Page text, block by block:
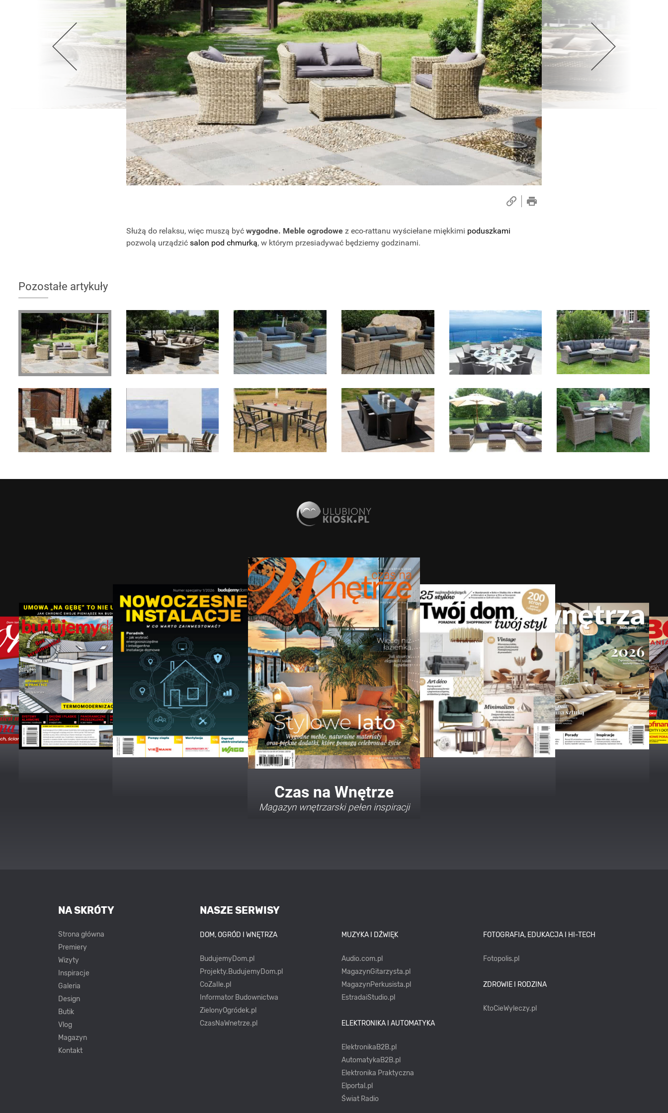
Wellnes
DIY
Służą do relaksu, więc muszą być wygodne. Meble ogrodowez eco-rattanu wyściełane miękkimi poduszkami
pozwolą urządzić salon pod chmurką, w którym przesiadywać będziemy godzinami.
Pozostałe artykuły
Twój Dom Twój Styl
Porady i inspiracje w najmodniejszych
NASZE SERWISY
DOM, OGRÓD I WNĘTRZA
BudujemyDom.pl
Projekty.BudujemyDom.pl
CoZaIle.pl
Informator Budownictwa
ZielonyOgródek.pl
CzasNaWnetrze.pl
MUZYKA I DŹWIĘK
Audio.com.pl
MagazynGitarzysta.pl
MagazynPerkusista.pl
EstradaiStudio.pl
ELEKTRONIKA I AUTOMATYKA
ElektronikaB2B.pl
AutomatykaB2B.pl
Elektronika Praktyczna
Elportal.pl
Świat Radio
FOTOGRAFIA, EDUKACJA I HI-TECH
Fotopolis.pl
ZDROWIE I RODZINA
KtoCieWyleczy.pl
NA SKRÓTY
Strona główna
Premiery
Wizyty
Inspiracje
Galeria
Design
Butik
Vlog
Magazyn
Kontakt